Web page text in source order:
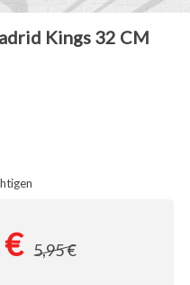
Kings 32 CM
5,95 €